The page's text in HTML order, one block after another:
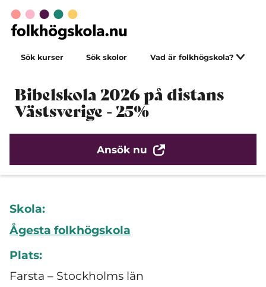
Sök kurser Sök skolor Vad är folkhögskola?
Bibelskola 2026 på distans
Västsverige - 25%
Ansök nu
Skola:
Ågesta folkhögskola
Plats:
Farsta – Stockholms län